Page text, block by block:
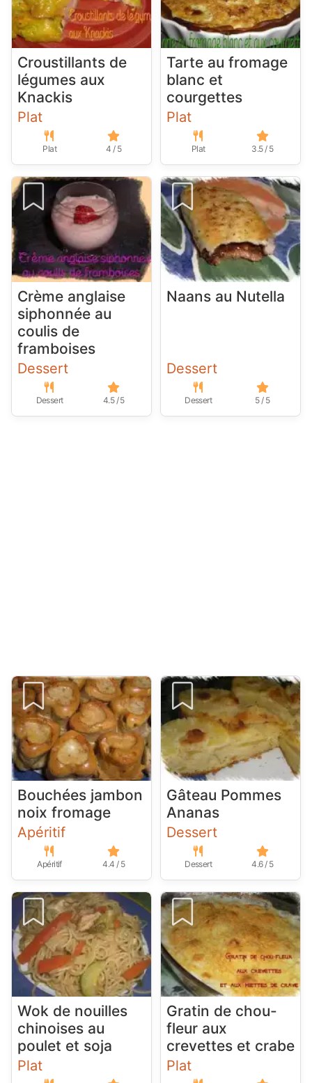
Croustillants de
légumes aux
Knackis
Plat
Plat 4 / 5
Tarte au fromage
blanc et
courgettes
Plat
Plat 3.5 / 5
Crème anglaise
siphonnée au
coulis de
framboises
Dessert
Dessert 4.5 / 5
Naans au Nutella
Dessert
Dessert 5 / 5
Bouchées jambon
noix fromage
Apéritif
Apéritif 4.4 / 5
Gâteau Pommes
Ananas
Dessert
Dessert 4.6 / 5
Wok de nouilles
chinoises au
poulet et soja
Plat
Gratin de chou-
fleur aux
crevettes et crabe
Plat